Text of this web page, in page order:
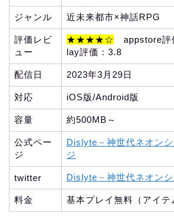
ジャンル 近未来都市×神話RPG
評価レビ
ュー
★★★★☆
appstore評
lay評価：3.8
配信日 2023年3月29日
対応 iOS版/Android版
容量 約500MB～
公式ペー
ジ
Dislyte－神世代ネオン
ジ
twitter Dislyte－神世代ネオン
料金 基本プレイ無料（アイテ